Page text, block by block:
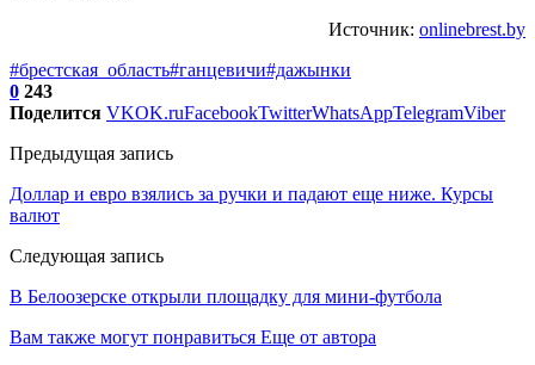
Источник: onlinebrest.by
#брестская_область#ганцевичи#дажынки
0 243
Поделится VKOK.ruFacebookTwitterWhatsAppTelegramViber
Предыдущая запись
Доллар и евро взялись за ручки и падают еще ниже. Курсы
валют
Следующая запись
В Белоозерске открыли площадку для мини-футбола
Вам также могут понравиться Еще от автора